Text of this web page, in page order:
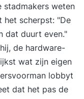
stadmakers weten
het scherpst: "De
dat duurt even."
de hardware-
wat zijn eigen
lobbyt
dat het pas de